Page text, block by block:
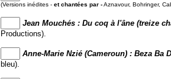
(Versions inédites - et chantées par -Aznavour, Bohringer,
Jean Mouchés : Du coq à l'âne (treize
Productions).
Anne-Marie Nzié (Cameroun) : Beza Ba
bleu).